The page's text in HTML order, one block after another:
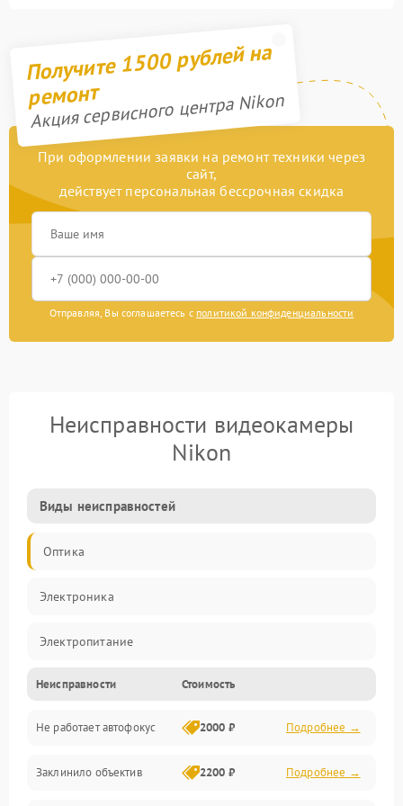
Получите 1500 рублей на
ремонт
Акция сервисного центра Nikon
При оформлении заявки на ремонт техники через
сайт,
действует персональная бессрочная скидка
Отправляя, Вы соглашаетесь с политикой конфиденциальности
Неисправности видеокамеры
Nikon
Виды неисправностей
Оптика
Электроника
Электропитание
Видео
Хранение данных
Программное обеспечение
Неисправности Стоимость
Не работает автофокус 2000 ₽ Подробнее →
Заклинило объектив 2200 ₽ Подробнее →